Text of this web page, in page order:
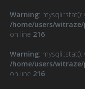
Warning:
/home/users/
on line 216
Warning:
/home/users/
on line 216